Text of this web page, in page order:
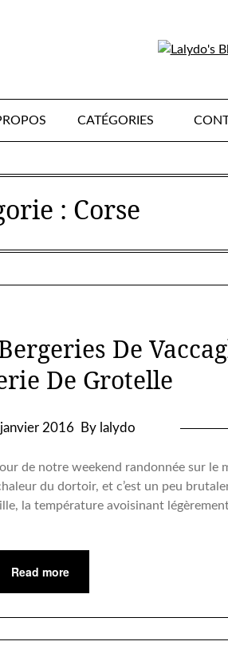
CATÉGORIES
: Corse
De
De Grotelle
2016 By lalydo
de notre weekend randonnée sur le
du dortoir, et c’est un peu
la température avoisinant
Read more